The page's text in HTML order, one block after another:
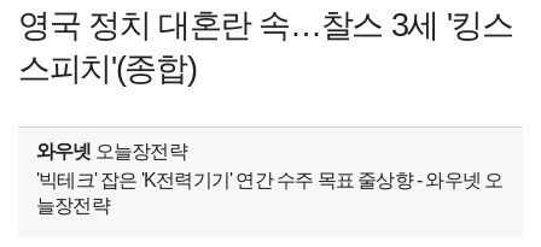
영국 정치 대혼란 속…찰스 3세 '킹스
스피치'(종합)
와우넷 오늘장전략
'빅테크' 잡은 'K전력기기' 연간 수주 목표 줄상향 - 와우넷 오
늘장전략